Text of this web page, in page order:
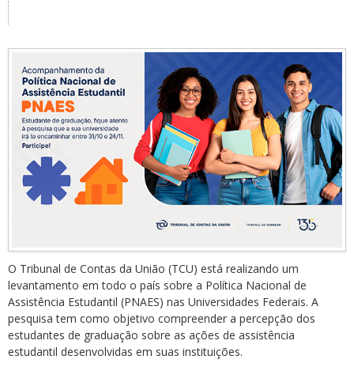
O Tribunal de Contas da União (TCU) está realizando um
levantamento em todo o país sobre a Política Nacional de
Assistência Estudantil (PNAES) nas Universidades Federais. A
pesquisa tem como objetivo compreender a percepção dos
estudantes de graduação sobre as ações de assistência
estudantil desenvolvidas em suas instituições.